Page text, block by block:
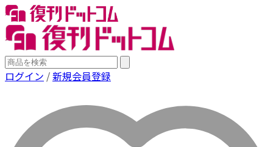
ログイン /新規会員登録